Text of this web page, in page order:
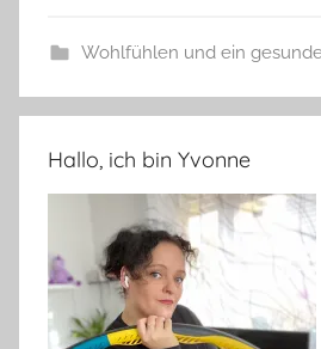
Wohlfühlen und ein
Hallo, ich bin Yvonne